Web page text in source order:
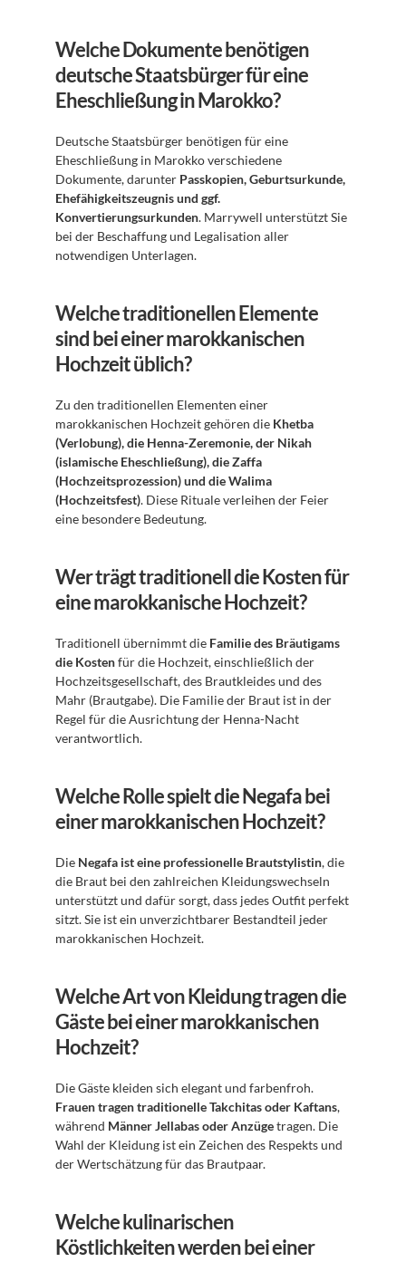
Welche Dokumente benötigen
deutsche Staatsbürger für eine
Eheschließung in Marokko?
Deutsche Staatsbürger benötigen für eine
Eheschließung in Marokko verschiedene
Dokumente, darunter Passkopien, Geburtsurkunde,
Ehefähigkeitszeugnis und ggf.
Konvertierungsurkunden. Marrywell unterstützt Sie
bei der Beschaffung und Legalisation aller
notwendigen Unterlagen.
Welche traditionellen Elemente
sind bei einer marokkanischen
Hochzeit üblich?
Zu den traditionellen Elementen einer
marokkanischen Hochzeit gehören die Khetba
(Verlobung), die Henna-Zeremonie, der Nikah
(islamische Eheschließung), die Zaffa
(Hochzeitsprozession) und die Walima
(Hochzeitsfest). Diese Rituale verleihen der Feier
eine besondere Bedeutung.
Wer trägt traditionell die Kosten für
eine marokkanische Hochzeit?
Traditionell übernimmt die Familie des Bräutigams
die Kosten für die Hochzeit, einschließlich der
Hochzeitsgesellschaft, des Brautkleides und des
Mahr (Brautgabe). Die Familie der Braut ist in der
Regel für die Ausrichtung der Henna-Nacht
verantwortlich.
Welche Rolle spielt die Negafa bei
einer marokkanischen Hochzeit?
Die Negafa ist eine professionelle Brautstylistin, die
die Braut bei den zahlreichen Kleidungswechseln
unterstützt und dafür sorgt, dass jedes Outfit perfekt
sitzt. Sie ist ein unverzichtbarer Bestandteil jeder
marokkanischen Hochzeit.
Welche Art von Kleidung tragen die
Gäste bei einer marokkanischen
Hochzeit?
Frauen tragen traditionelle Takchitas oder Kaftans,
während Männer Jellabas oder Anzüge tragen. Die
Wahl der Kleidung ist ein Zeichen des Respekts und
der Wertschätzung für das Brautpaar.
Welche kulinarischen
Köstlichkeiten werden bei einer